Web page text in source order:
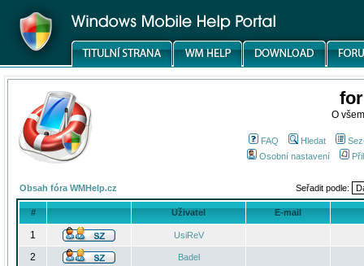
O
FAQ Hledat
Osobní nastavení
Obsah fóra WMHelp.cz Seřadit podle:
# Uživatel E-mail
1 UsiReV
2 Badel